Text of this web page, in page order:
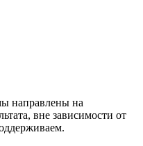
направлены на
вне зависимости от